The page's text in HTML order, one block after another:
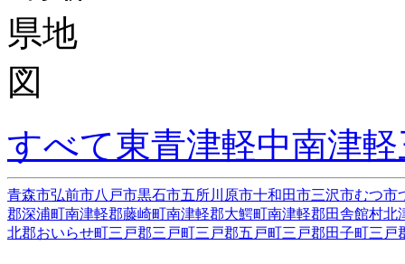
すべて東青津軽中南津軽
青森市弘前市八戸市黒石市五所川原市十和田市三沢市むつ市
郡深浦町南津軽郡藤崎町南津軽郡大鰐町南津軽郡田舎館村北
北郡おいらせ町三戸郡三戸町三戸郡五戸町三戸郡田子町三戸